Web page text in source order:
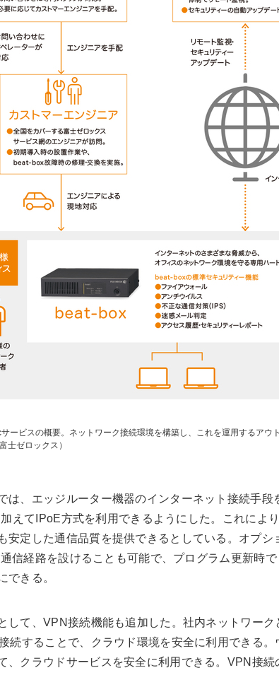
ービスの概要。ネットワーク接続環境を構築し、これを運用するアウ
士ゼロックス）
は、エッジルーター機器のインターネット接続手段
えてIPoE方式を利用できるようにした。これによ
安定した通信品質を提供できるとしている。オプシ
信経路を設けることも可能で、プログラム更新時で
できる。
して、VPN接続機能も追加した。社内ネットワーク
続することで、クラウド環境を安全に利用できる。
、クラウドサービスを安全に利用できる。VPN接続